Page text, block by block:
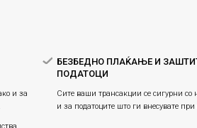
и за
БЕЗБЕДНО ПЛАЌАЊЕ И
ПОДАТОЦИ
Сите ваши трансакции се сигурни
и за податоците што ги внесувате при